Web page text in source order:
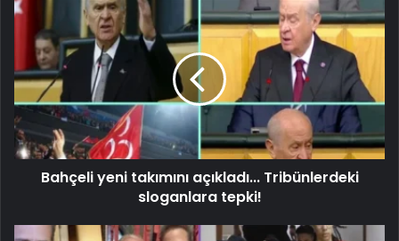
Bahçeli yeni takımını açıkladı... Tribünlerdeki
sloganlara tepki!